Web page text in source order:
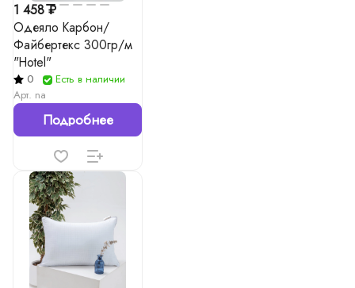
1 458 ₽
Одеяло Карбон/
Файбертекс 300гр/м
"Hotel"
0
Есть в наличии
Арт. na
Подробнее